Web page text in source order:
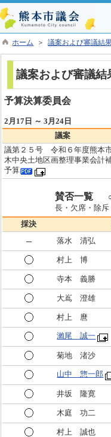
ホーム ＞議案および審議結
議案および審議結
予算決算委員会
2月17日 ～ 3月24日
議案
議第２５号 令和６年度熊本
木中央土地区画整理事業会計
予算
賛否一覧
長・欠席・除斥
採決
落水 清弘
村上 博
寺本 義勝
大嶌 澄雄
村上 麿
瀨尾 誠一
菊地 渚沙
山中 惣一郎
井坂 隆寛
木庭 功二
村上 誠也